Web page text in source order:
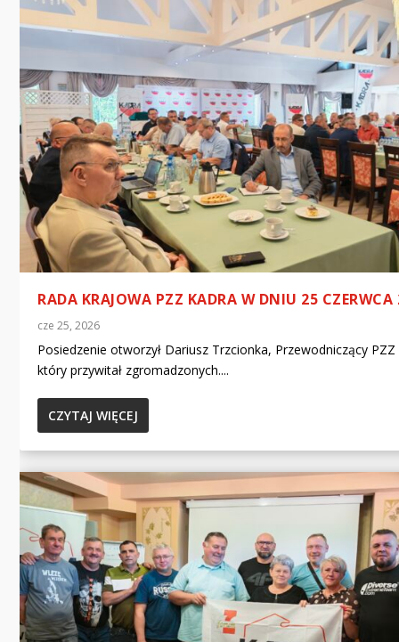
RADA KRAJOWA PZZ KADRA W DNIU 25 CZERWCA
cze 25, 2026
Posiedzenie otworzył Dariusz Trzcionka, Przewodniczący PZZ
który przywitał zgromadzonych....
CZYTAJ WIĘCEJ